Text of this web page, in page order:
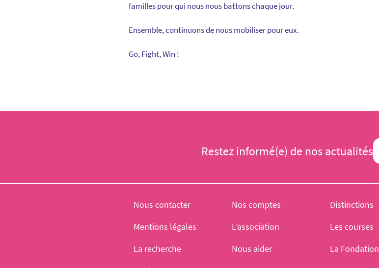
familles pour qui nous nous battons chaque jour.
Ensemble, continuons de nous mobiliser pour eux.
Go, Fight, Win !
Restez informé(e) de nos actualités
Nous contacter Nos comptes Distinctions
Mentions légales
L’association Les courses
La recherche
Nous aider La Fondation